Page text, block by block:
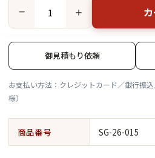
− ＋
御見積もり依頼
お支払い方法：クレジットカード／銀行振
様）
商品番号 SG-26-015